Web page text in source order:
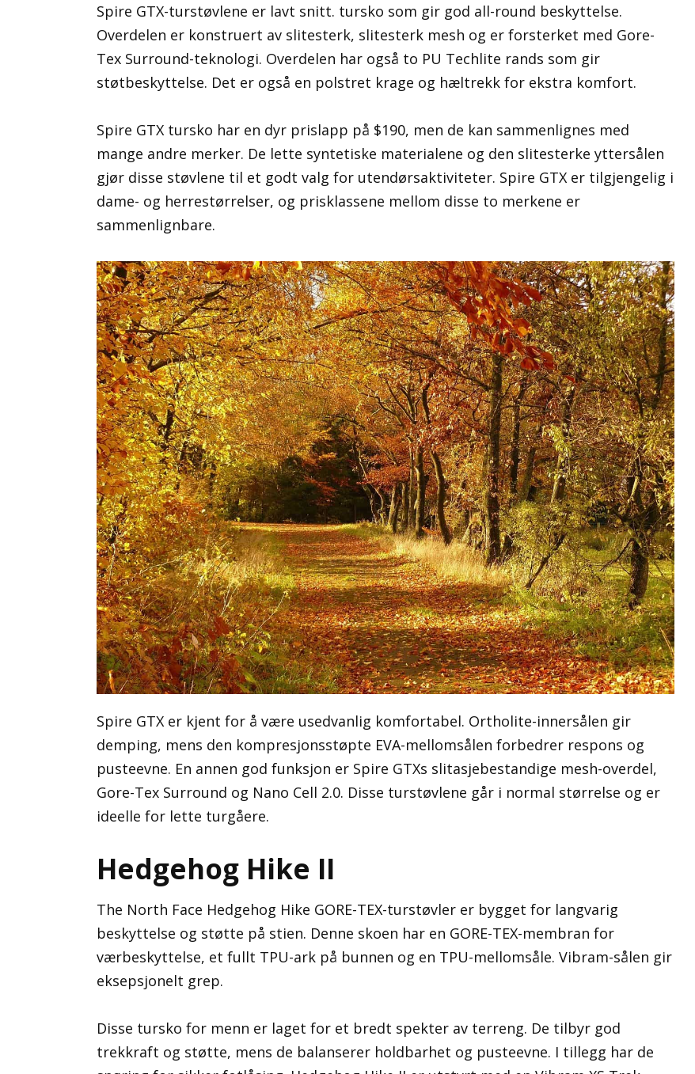
Spire GTX-turstøvlene er lavt snitt. tursko som gir god all-round beskyttelse.
Overdelen er konstruert av slitesterk, slitesterk mesh og er forsterket med Gore-
Tex Surround-teknologi. Overdelen har også to PU Techlite rands som gir
støtbeskyttelse. Det er også en polstret krage og hæltrekk for ekstra komfort.
Spire GTX tursko har en dyr prislapp på $190, men de kan sammenlignes med
mange andre merker. De lette syntetiske materialene og den slitesterke yttersålen
gjør disse støvlene til et godt valg for utendørsaktiviteter. Spire GTX er tilgjengelig i
dame- og herrestørrelser, og prisklassene mellom disse to merkene er
sammenlignbare.
Spire GTX er kjent for å være usedvanlig komfortabel. Ortholite-innersålen gir
demping, mens den kompresjonsstøpte EVA-mellomsålen forbedrer respons og
pusteevne. En annen god funksjon er Spire GTXs slitasjebestandige mesh-overdel,
Gore-Tex Surround og Nano Cell 2.0. Disse turstøvlene går i normal størrelse og er
ideelle for lette turgåere.
Hedgehog Hike II
The North Face Hedgehog Hike GORE-TEX-turstøvler er bygget for langvarig
beskyttelse og støtte på stien. Denne skoen har en GORE-TEX-membran for
værbeskyttelse, et fullt TPU-ark på bunnen og en TPU-mellomsåle. Vibram-sålen gir
eksepsjonelt grep.
Disse tursko for menn er laget for et bredt spekter av terreng. De tilbyr god
trekkraft og støtte, mens de balanserer holdbarhet og pusteevne. I tillegg har de